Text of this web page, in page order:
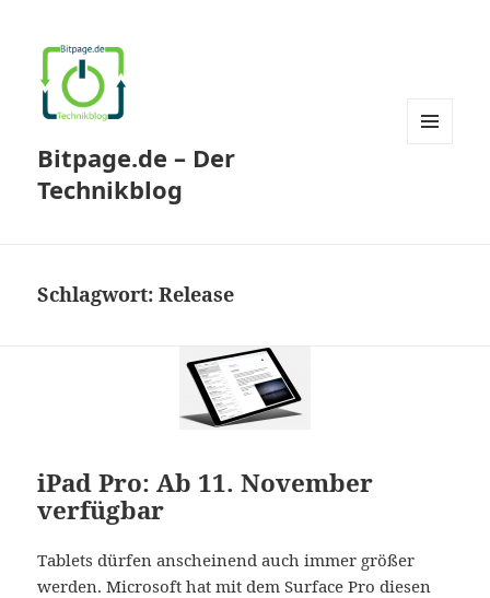
Bitpage.de – Der
Technikblog
Schlagwort:Release
iPad Pro: Ab 11. November
verfügbar
Tablets dürfen anscheinend auch immer größer
werden. Microsoft hat mit dem Surface Pro diesen